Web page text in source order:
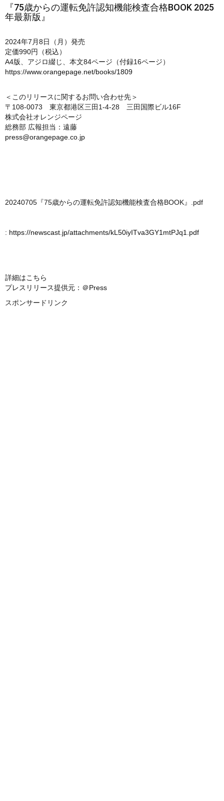
『75歳からの運転免許認知機能検査合格BOOK 2025
年最新版』
2024年7月8日（月）発売
定価990円（税込）
A4版、アジロ綴じ、本文84ページ（付録16ページ）
https://www.orangepage.net/books/1809
＜このリリースに関するお問い合わせ先＞
〒108-0073 東京都港区三田1-4-28 三田国際ビル16F
株式会社オレンジページ
総務部 広報担当：遠藤
press@orangepage.co.jp
20240705『75歳からの運転免許認知機能検査合格BOOK』.pdf
: https://newscast.jp/attachments/kL50iyITva3GY1mtPJq1.pdf
詳細はこちら
プレスリリース提供元：＠Press
スポンサードリンク